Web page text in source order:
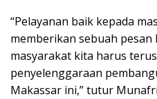
“Pelayanan baik kepada
memberikan sebuah pesan
masyarakat kita harus
penyelenggaraan
Makassar ini,” tutur